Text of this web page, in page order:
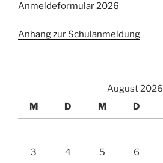
Anmeldeformular 2026
Anhang zur Schulanmeldung
August 2026
M
D M D
3 4 5 6